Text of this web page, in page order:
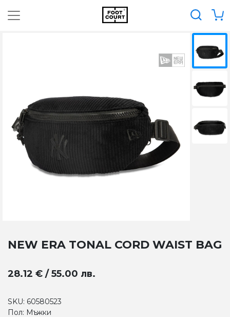
NEW ERA TONAL CORD WAIST BAG
28.12 € / 55.00 лв.
SKU: 60580523
Пол: Мъжки